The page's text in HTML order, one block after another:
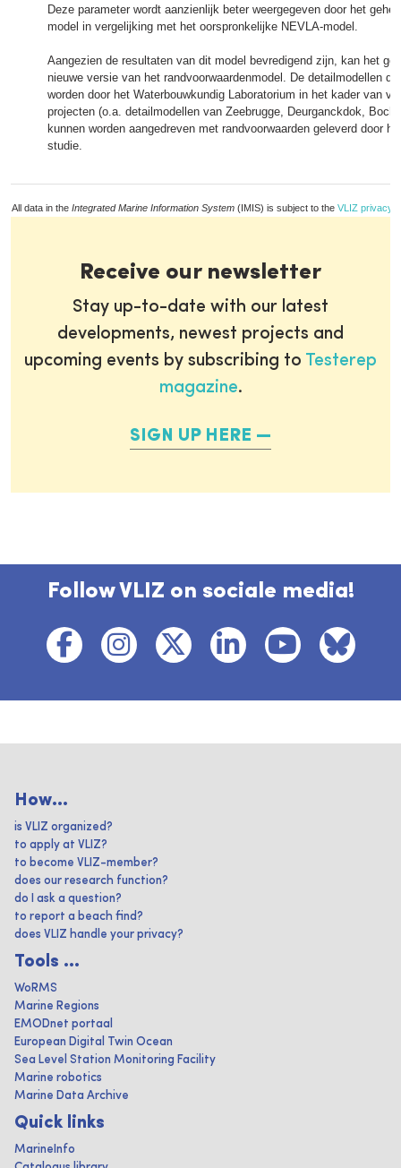
Deze parameter wordt aanzienlijk beter weergegeven door het
model in vergelijking met het oorspronkelijke NEVLA-model.
Aangezien de resultaten van dit model bevredigend zijn, kan het
nieuwe versie van het randvoorwaardenmodel. De detailmodellen
worden door het Waterbouwkundig Laboratorium in het kader van
projecten (o.a. detailmodellen van Zeebrugge, Deurganckdok,
kunnen worden aangedreven met randvoorwaarden geleverd door
studie.
All data in the Integrated Marine Information System (IMIS) is subject to the VLIZ privacy
Receive our newsletter
Stay up-to-date with our latest
developments, newest projects and
upcoming events by subscribing to Testerep
magazine.
SIGN UP HERE
Follow VLIZ on sociale media!
How...
is VLIZ organized?
to apply at VLIZ?
to become VLIZ-member?
does our research function?
do I ask a question?
to report a beach find?
does VLIZ handle your privacy?
Tools ...
WoRMS
Marine Regions
EMODnet portaal
European Digital Twin Ocean
Sea Level Station Monitoring Facility
Marine robotics
Marine Data Archive
Quick links
MarineInfo